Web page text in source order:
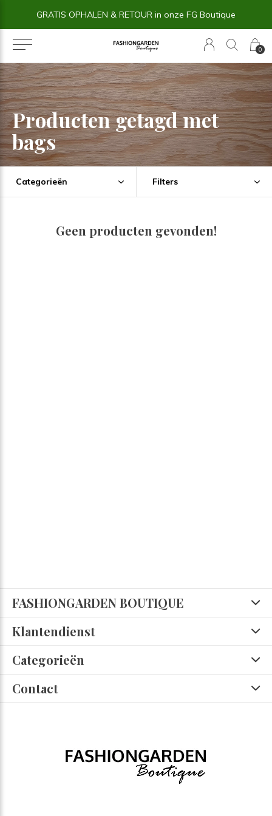
0
GRATIS OPHALEN & RETOUR in onze FG Boutique
Producten getagd met
bags
Categorieën Filters
Geen producten gevonden!
FASHIONGARDEN BOUTIQUE
Klantendienst
Categorieën
Contact